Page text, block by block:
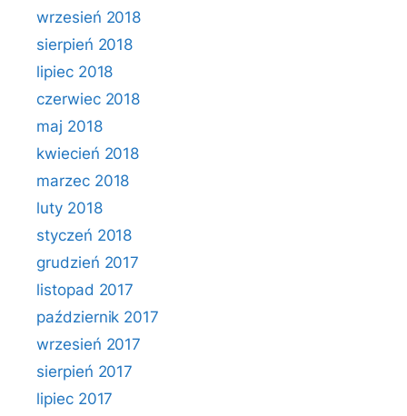
wrzesień 2018
sierpień 2018
lipiec 2018
czerwiec 2018
maj 2018
kwiecień 2018
marzec 2018
luty 2018
styczeń 2018
grudzień 2017
listopad 2017
październik 2017
wrzesień 2017
sierpień 2017
lipiec 2017